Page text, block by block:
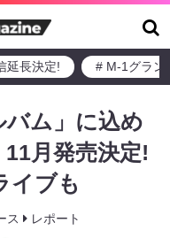
延長決定! # M-1グラン
ム」に込め
月発売決定!
イブも
ス レポート